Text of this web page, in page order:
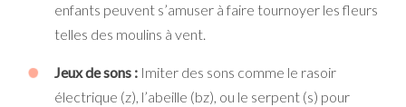
enfants peuvent s’amuser à faire tournoyer les fleurs
telles des moulins à vent.
Jeux de sons : Imiter des sons comme le rasoir
électrique (z), l’abeille (bz), ou le serpent (s) pour